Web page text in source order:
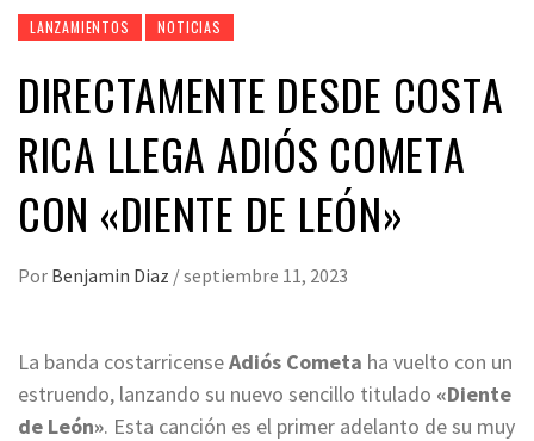
LANZAMIENTOS NOTICIAS
DIRECTAMENTE DESDE COSTA
RICA LLEGA ADIÓS COMETA
CON «DIENTE DE LEÓN»
Por Benjamin Diaz /septiembre 11, 2023
La banda costarricenseAdiós Cometa ha vuelto con un
estruendo, lanzando su nuevo sencillo titulado «Diente
de León». Esta canción es el primer adelanto de su muy